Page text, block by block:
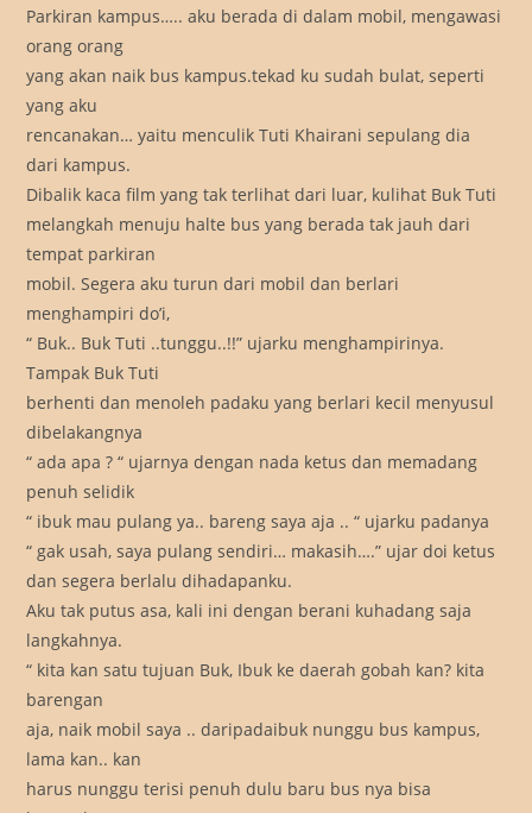
Parkiran kampus….. aku berada di dalam mobil, mengawasi
orang orang
yang akan naik bus kampus.tekad ku sudah bulat, seperti
yang aku
rencanakan… yaitu menculik Tuti Khairani sepulang dia
dari kampus.
Dibalik kaca film yang tak terlihat dari luar, kulihat Buk Tuti
melangkah menuju halte bus yang berada tak jauh dari
tempat parkiran
mobil. Segera aku turun dari mobil dan berlari
menghampiri do’i,
“ Buk.. Buk Tuti ..tunggu..!!” ujarku menghampirinya.
Tampak Buk Tuti
berhenti dan menoleh padaku yang berlari kecil menyusul
dibelakangnya
“ ada apa ? “ ujarnya dengan nada ketus dan memadang
penuh selidik
“ ibuk mau pulang ya.. bareng saya aja .. “ ujarku padanya
“ gak usah, saya pulang sendiri… makasih….” ujar doi ketus
dan segera berlalu dihadapanku.
Aku tak putus asa, kali ini dengan berani kuhadang saja
langkahnya.
“ kita kan satu tujuan Buk, Ibuk ke daerah gobah kan? kita
barengan
aja, naik mobil saya .. daripadaibuk nunggu bus kampus,
lama kan.. kan
harus nunggu terisi penuh dulu baru bus nya bisa